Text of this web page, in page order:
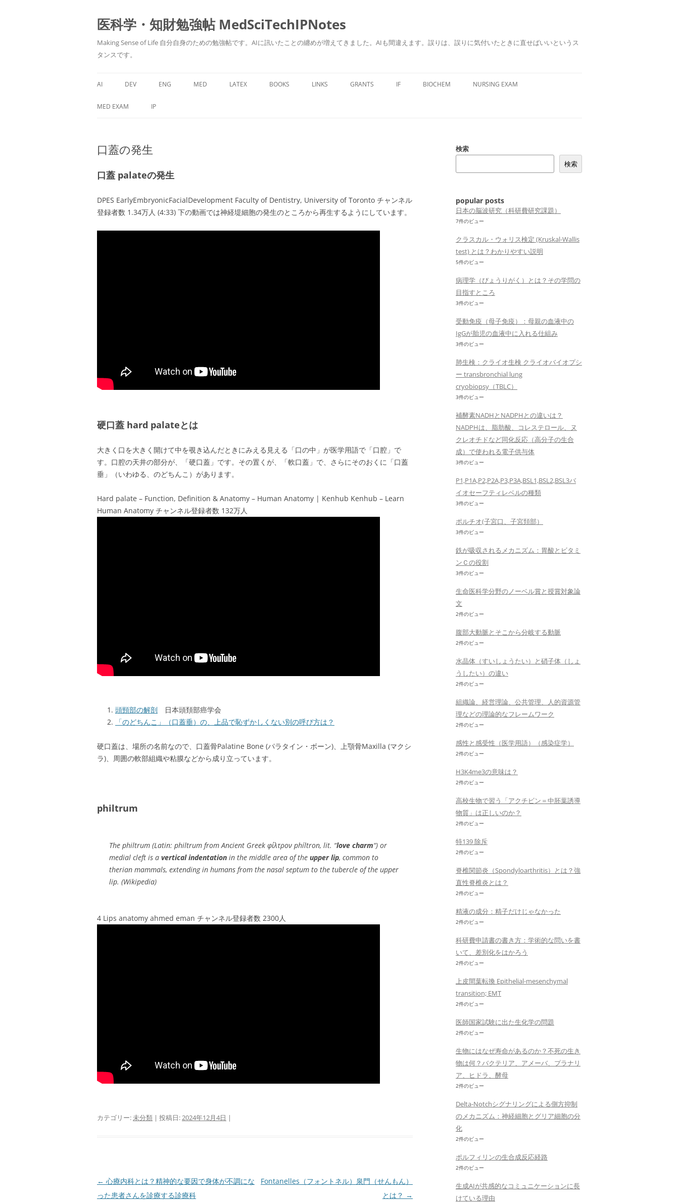
医科学・知財勉強帖 MedSciTechIPNotes
Making Sense of Life 自分自身のための勉強帖です。AIに訊いたことの纏めが増えてきました。AIも間違えます。誤りは、誤りに気付いたときに直せばいいというス
タンスです。
AI DEV ENG MED LATEX BOOKS LINKS GRANTS IF BIOCHEM NURSING EXAM
MED EXAM IP
口蓋の発生
口蓋 palateの発生
DPES EarlyEmbryonicFacialDevelopment Faculty of Dentistry, University of Toronto チャンネル
登録者数 1.34万人 (4:33) 下の動画では神経堤細胞の発生のところから再生するようにしています。
硬口蓋 hard palateとは
大きく口を大きく開けて中を覗き込んだときにみえる見える「口の中」が医学用語で「口腔」で
す。口腔の天井の部分が、「硬口蓋」です。その置くが、「軟口蓋」で、さらにそのおくに「口蓋
垂」（いわゆる、のどちんこ）があります。
Hard palate – Function, Definition & Anatomy – Human Anatomy | Kenhub Kenhub – Learn
Human Anatomy チャンネル登録者数 132万人
頭頸部の解剖 日本頭頚部癌学会
「のどちんこ」（口蓋垂）の、上品で恥ずかしくない別の呼び方は？
硬口蓋は、場所の名前なので、口蓋骨Palatine Bone (パラタイン・ボーン)、上顎骨Maxilla (マクシ
ラ)、周囲の軟部組織や粘膜などから成り立っています。
philtrum
The philtrum (Latin: philtrum from Ancient Greek φίλτρον phíltron, lit. “love charm“) or
medial cleft is a vertical indentation in the middle area of the upper lip, common to
therian mammals, extending in humans from the nasal septum to the tubercle of the upper
lip. (Wikipedia)
4 Lips anatomy ahmed eman チャンネル登録者数 2300人
カテゴリー:未分類 | 投稿日:2024年12月4日 |
投
稿
← 心療内科とは？精神的な要因で身体が不調にな
った患者さんを診療する診療科
Fontanelles（フォントネル）泉門（せんもん）
とは？ →
検索
検索
popular posts
日本の脳波研究（科研費研究課題）
7件のビュー
クラスカル・ウォリス検定 (Kruskal-Wallis
test) とは？わかりやすい説明
5件のビュー
病理学（びょうりがく）とは？その学問の
目指すところ
3件のビュー
受動免疫（母子免疫）：母親の血液中の
IgGが胎児の血液中に入れる仕組み
3件のビュー
肺生検：クライオ生検 クライオバイオプシ
ー transbronchial lung
cryobiopsy（TBLC）
3件のビュー
補酵素NADHとNADPHとの違いは？
NADPHは、脂肪酸、コレステロール、ヌ
クレオチドなど同化反応（高分子の生合
成）で使われる電子供与体
3件のビュー
P1,P1A,P2,P2A,P3,P3A,BSL1,BSL2,BSL3バ
イオセーフティレベルの種類
3件のビュー
ポルチオ(子宮口、子宮頚部）
3件のビュー
鉄が吸収されるメカニズム：胃酸とビタミ
ンＣの役割
3件のビュー
生命医科学分野のノーベル賞と授賞対象論
文
2件のビュー
腹部大動脈とそこから分岐する動脈
2件のビュー
水晶体（すいしょうたい）と硝子体（しょ
うしたい）の違い
2件のビュー
組織論、経営理論、公共管理、人的資源管
理などの理論的なフレームワーク
2件のビュー
感性と感受性（医学用語）（感染症学）
2件のビュー
H3K4me3の意味は？
2件のビュー
高校生物で習う「アクチビン＝中胚葉誘導
物質」は正しいのか？
2件のビュー
特139 除斥
2件のビュー
脊椎関節炎（Spondyloarthritis）とは？強
直性脊椎炎とは？
2件のビュー
精液の成分：精子だけじゃなかった
2件のビュー
科研費申請書の書き方：学術的な問いを書
いて、差別化をはかろう
2件のビュー
上皮間葉転換 Epithelial-mesenchymal
transition; EMT
2件のビュー
医師国家試験に出た生化学の問題
2件のビュー
生物にはなぜ寿命があるのか？不死の生き
物は何？バクテリア、アメーバ、プラナリ
ア、ヒドラ、酵母
2件のビュー
Delta-Notchシグナリングによる側方抑制
のメカニズム：神経細胞とグリア細胞の分
化
2件のビュー
ポルフィリンの生合成反応経路
2件のビュー
生成AIが共感的なコミュニケーションに長
けている理由